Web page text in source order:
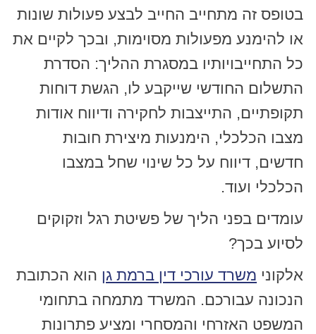
בטופס זה מתחייב החייב לבצע פעולות שונות
או להימנע מפעולות מסוימות, ובכך לקיים את
כל התחייבויותיו במסגרת ההליך: הסדרת
התשלום החודשי שייקבע לו, הגשת דוחות
תקופתיים, התייצבות לחקירה ודיווח אודות
מצבו הכלכלי, הימנעות מיצירת חובות
חדשים, דיווח על כל שינוי שחל במצבו
הכלכלי ועוד.
עומדים בפני הליך של פשיטת רגל וזקוקים
לסיוע בכך?
אלקוני משרד עורכי דין ברמת גן הוא הכתובת
הנכונה עבורכם. המשרד מתמחה בתחומי
המשפט האזרחי והמסחרי ומציע פתרונות